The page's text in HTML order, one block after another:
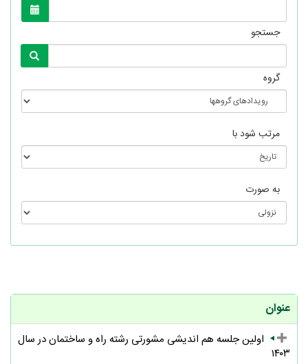
جستجو
گروه
مرتب شود با
به صورت
عنوان
اولین جلسه هم اندیشی مشورتی رشته راه و ساختمان در سال
۱۴۰۳